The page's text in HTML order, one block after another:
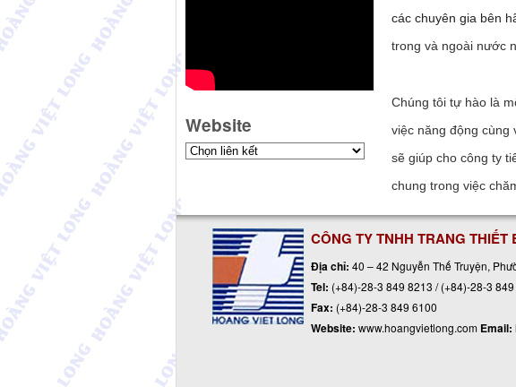
Website
các chuyên gia bên
trong và ngoài nước
Chúng tôi tự hào là
việc năng động cùng
sẽ giúp cho công ty
chung trong việc
CÔNG TY TNHH TRANG THIẾT
Địa chỉ: 40 – 42 Nguyễn Thế Truyện,
Tel: (+84)-28-3 849 8213 /(+84)-28-3
Fax: (+84)-28-3 849 6100
Website: www.hoangvietlong.com Email: